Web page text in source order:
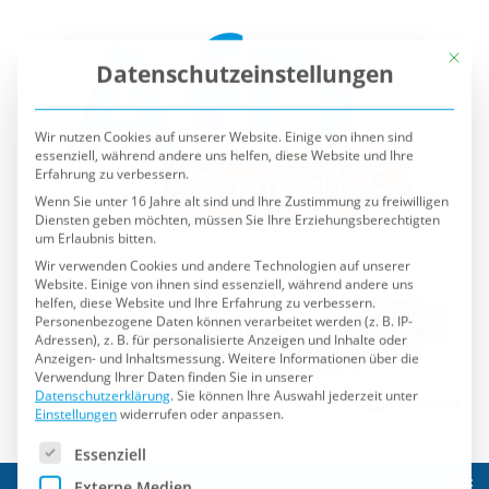
Wir nutzen Cookies auf unserer Website. Einige von ihnen sind
essenziell, während andere uns helfen, diese Website und Ihre
Erfahrung zu verbessern.
Wenn Sie unter 16 Jahre alt sind und Ihre Zustimmung zu freiwilligen
Diensten geben möchten, müssen Sie Ihre Erziehungsberechtigten
um Erlaubnis bitten.
Wir verwenden Cookies und andere Technologien auf unserer
Website. Einige von ihnen sind essenziell, während andere uns
helfen, diese Website und Ihre Erfahrung zu verbessern.
Personenbezogene Daten können verarbeitet werden (z. B. IP-
Adressen), z. B. für personalisierte Anzeigen und Inhalte oder
Anzeigen- und Inhaltsmessung.Weitere Informationen über die
Verwendung Ihrer Daten finden Sie in unserer
Datenschutzerklärung. Sie können Ihre Auswahl jederzeit unter
Einstellungenwiderrufen oder anpassen.
Es folgt eine Liste der Service-Gruppen, für die eine
Externe Medien